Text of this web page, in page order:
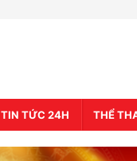
TIN TỨC 24H THỂ